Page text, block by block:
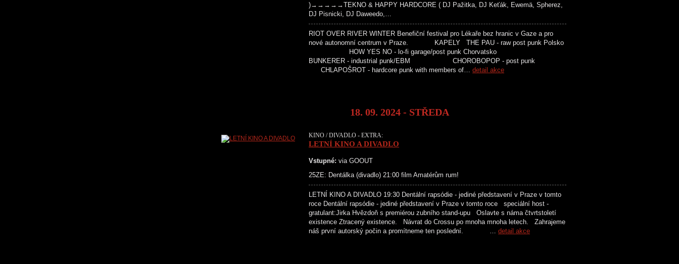
)→→→→→TEKNO & HAPPY HARDCORE ( DJ Pažitka, DJ Keťák, Ewemä, Spherez,
DJ Pisnicki, DJ Daweedo,…
RIOT OVER RIVER WINTER Benefiční festival pro Lékaře bez hranic v Gaze a pro
nové autonomní centrum v Praze. KAPELY THE PAU - raw post punk Polsko
HOW YES NO - lo-fi garage/post punk Chorvatsko
BUNKERER - industrial punk/EBM CHOROBOPOP - post punk
CHLAPOŠROT - hardcore punk with members of… detail akce
18. 09. 2024 - STŘEDA
KINO / DIVADLO - EXTRA:
LETNÍ KINO A DIVADLO
Vstupné: via GOOUT
25ZE: Dentálka (divadlo) 21:00 film Amatérům rum!
LETNÍ KINO A DIVADLO 19:30 Dentální rapsódie - jediné představení v Praze v tomto
roce Dentální rapsódie - jediné představení v Praze v tomto roce speciální host -
gratulant:Jirka Hvězdoň s premiérou zubního stand-upu Oslavte s náma čtvrtstoletí
existence Ztracený existence. Návrat do Crossu po mnoha mnoha letech. Zahrajeme
náš první autorský počin a promítneme ten poslední. … detail akce